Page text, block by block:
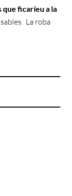
que ficaríeu a la
La roba